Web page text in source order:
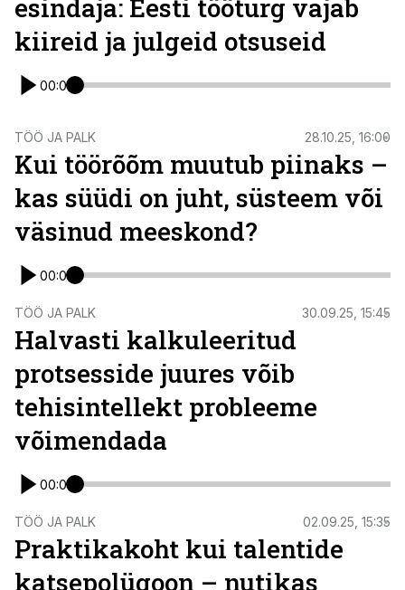
esindaja: Eesti tööturg vajab
kiireid ja julgeid otsuseid
00:00
TÖÖ JA PALK 28.10.25, 16:00
Kui töörõõm muutub piinaks –
kas süüdi on juht, süsteem või
väsinud meeskond?
00:00
TÖÖ JA PALK 30.09.25, 15:45
Halvasti kalkuleeritud
protsesside juures võib
tehisintellekt probleeme
võimendada
00:00
TÖÖ JA PALK 02.09.25, 15:35
Praktikakoht kui talentide
katsepolügoon – nutikas